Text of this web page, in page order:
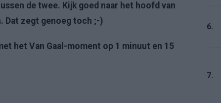
de twee. Kijk goed naar het hoofd van
Dat zegt genoeg toch ;-)
het Van Gaal-moment op 1 minuut en 15
6.
7.